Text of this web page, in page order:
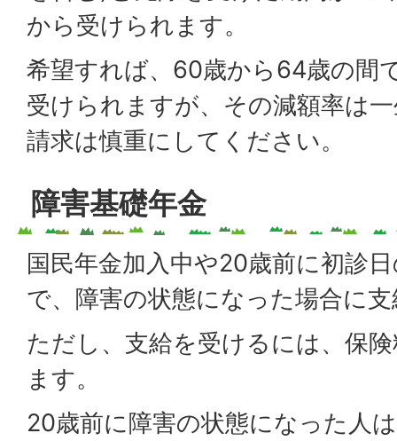
から受けられます。
希望すれば、60歳から64歳の間
受けられますが、その減額率は
請求は慎重にしてください。
障害基礎年金
国民年金加入中や20歳前に初診
で、障害の状態になった場合に
ただし、支給を受けるには、保
ます。
20歳前に障害の状態になった人